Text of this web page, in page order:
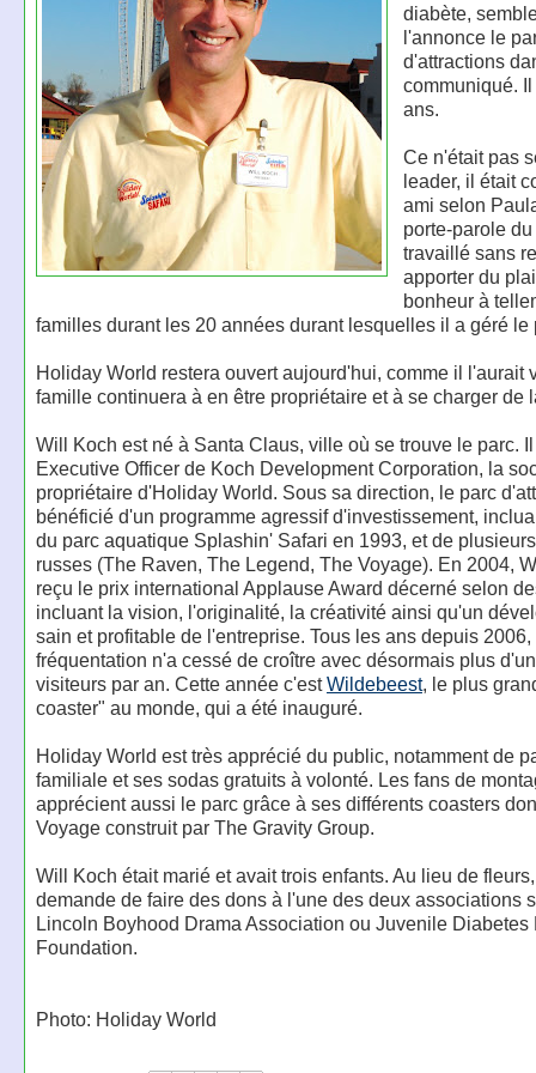
diabète,
l'annonce le
d'attractions
communiqué.
ans.
Ce n'était pas
leader, il était
ami selon
porte-parole
travaillé sans
apporter du
bonheur à
familles durant les 20 années durant lesquelles il a géré le
Holiday World restera ouvert aujourd'hui, comme il l'aurait
famille continuera à en être propriétaire et à se charger de
Will Koch est né à Santa Claus, ville où se trouve le parc.
Executive Officer de Koch Development Corporation, la
propriétaire d'Holiday World. Sous sa direction, le parc
bénéficié d'un programme agressif d'investissement,
du parc aquatique Splashin' Safari en 1993, et de
russes (The Raven, The Legend, The Voyage). En 2004,
reçu le prix international Applause Award décerné selon
incluant la vision, l'originalité, la créativité ainsi qu'un
sain et profitable de l'entreprise. Tous les ans depuis 2006,
fréquentation n'a cessé de croître avec désormais plus
visiteurs par an. Cette année c'estWildebeest, le plus
coaster" au monde, qui a été inauguré.
Holiday World est très apprécié du public, notamment de
familiale et ses sodas gratuits à volonté. Les fans de
apprécient aussi le parc grâce à ses différents coasters
Voyage construit par The Gravity Group.
Will Koch était marié et avait trois enfants. Au lieu de
demande de faire des dons à l'une des deux associations
Lincoln Boyhood Drama Association ou Juvenile Diabetes
Foundation.
Photo: Holiday World